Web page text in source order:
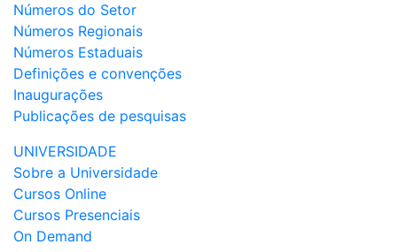
Números do Setor
Números Regionais
Números Estaduais
Definições e convenções
Inaugurações
Publicações de pesquisas
UNIVERSIDADE
Sobre a Universidade
Cursos Online
Cursos Presenciais
On Demand